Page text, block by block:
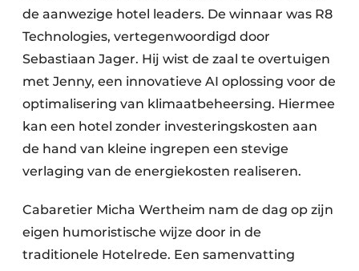
de aanwezige hotel leaders. De winnaar was R8
Technologies, vertegenwoordigd door
Sebastiaan Jager. Hij wist de zaal te overtuigen
met Jenny, een innovatieve AI oplossing voor de
optimalisering van klimaatbeheersing. Hiermee
kan een hotel zonder investeringskosten aan
de hand van kleine ingrepen een stevige
verlaging van de energiekosten realiseren.
Cabaretier Micha Wertheim nam de dag op zijn
eigen humoristische wijze door in de
traditionele Hotelrede. Een samenvatting